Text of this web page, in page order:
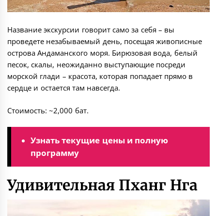
Название экскурсии говорит само за себя – вы
проведете незабываемый день, посещая живописные
острова Андаманского моря. Бирюзовая вода, белый
песок, скалы, неожиданно выступающие посреди
морской глади – красота, которая попадает прямо в
сердце и остается там навсегда.
Стоимость: ~2,000 бат.
Узнать текущие цены и полную
программу
Удивительная Пханг Нга